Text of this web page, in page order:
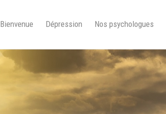
Bienvenue Dépression Nos psychologues